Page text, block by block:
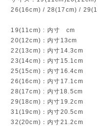
26(16cm) / 28(17cm) /
19(11cm) : 内寸 cm
20(12cm)：内寸13cm
22(13cm)：内寸14.3cm
23(14cm)：内寸15.1cm
25(15cm)：内寸16.4cm
26(16cm)：内寸17.1cm
28(17cm) : 内寸18.5cm
29(18cm)：内寸19.2cm
31(19cm)：内寸20.5cm
32(20cm)：内寸21.2cm